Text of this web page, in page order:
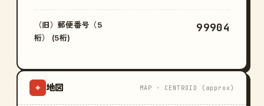
（旧）郵便番号（5
桁） (5桁)
99904
⌖ 地図 MAP · CENTROID (approx)